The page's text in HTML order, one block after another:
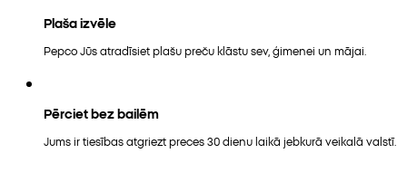
Plaša izvēle
Pepco Jūs atradīsiet plašu preču klāstu sev, ģimenei un mājai.
Pērciet bez bailēm
Jums ir tiesības atgriezt preces 30 dienu laikā jebkurā veikalā valstī.